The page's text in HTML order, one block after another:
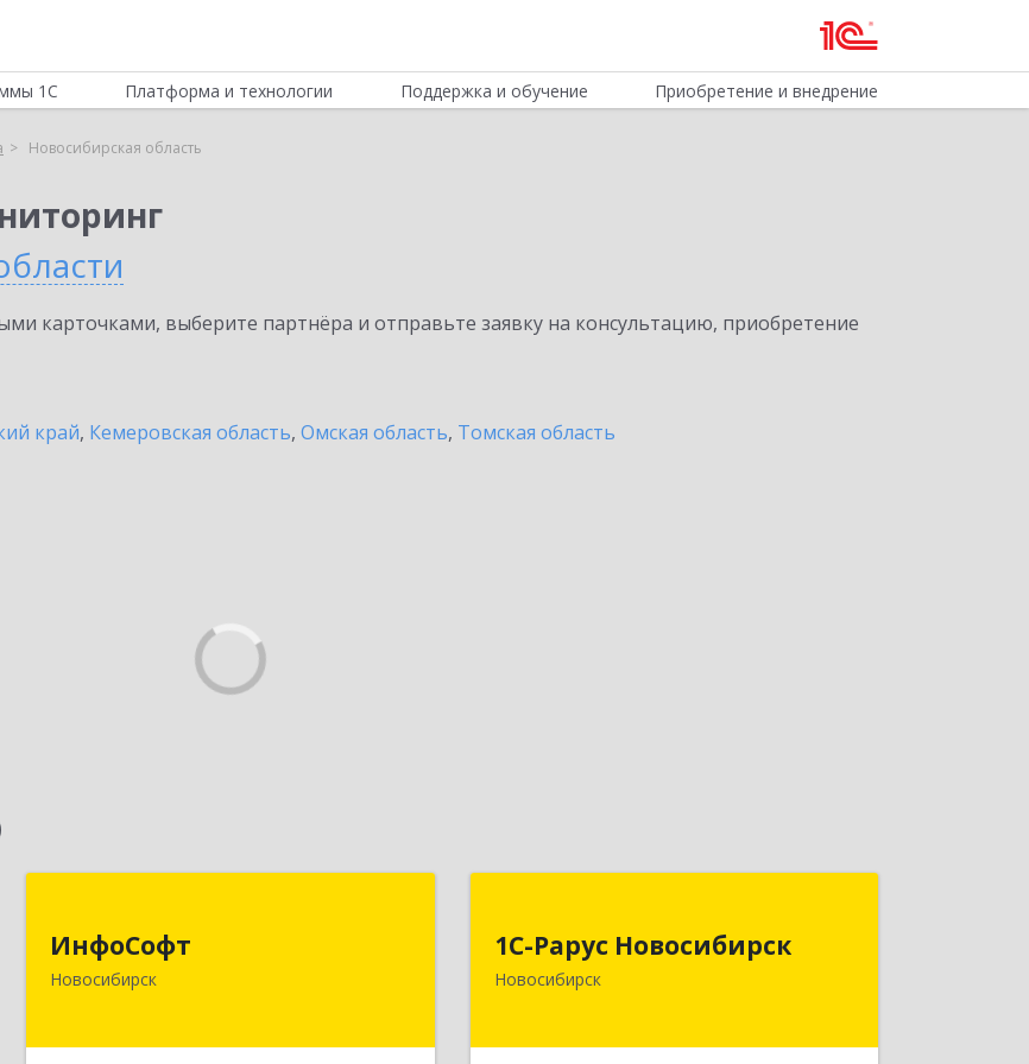
1С Платформа и технологии Поддержка и обучение Приобретение и внедрение
Новосибирская область
карточками, выберите партнёра и отправьте заявку на консультацию, приобретение
край, Кемеровская область, Омская область, Томская область
ИнфоСофт
Новосибирск
630091, Новосибирская обл,
Новосибирск г, Крылова ул, дом № 31
Подробнее
1С-Рарус Новосибирск
Новосибирск
630015, Новосибирская обл,
Новосибирск г, Планетная ул, дом №
пом.5а